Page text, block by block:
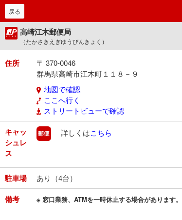
戻る
高崎江木郵便局
（たかさきえぎゆうびんきょく）
住所
〒 370-0046
群馬県高崎市江木町１１８－９
地図で確認
ここへ行く
ストリートビューで確認
キャッ
シュレ
ス
郵便
詳しくはこちら
駐車場 あり（4台）
備考 ※ 窓口業務、ATMを一時休止する場合があります。